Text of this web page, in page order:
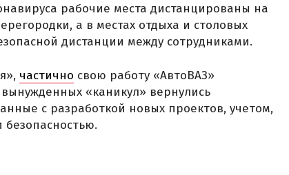
рабочие места дистанцированы на
а в местах отдыха и столовых
дистанции между сотрудниками.
частично свою работу «АвтоВАЗ»
«каникул» вернулись
с разработкой новых проектов, учетом,
безопасностью.